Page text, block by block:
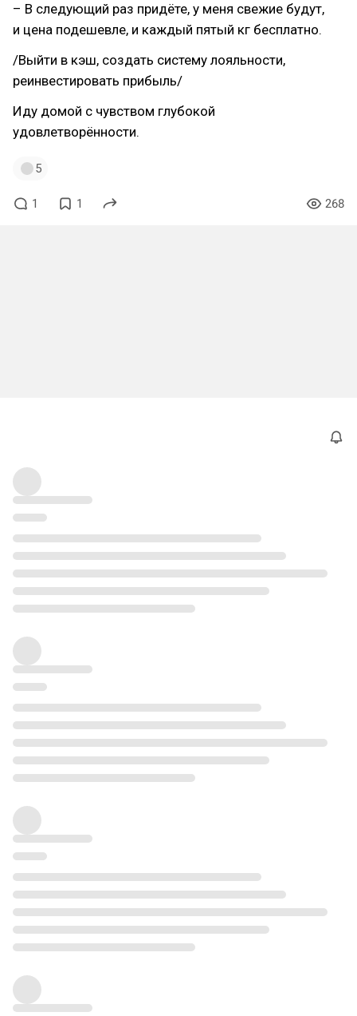
– В следующий раз придёте, у меня свежие будут,
и цена подешевле, и каждый пятый кг бесплатно.
/Выйти в кэш, создать систему лояльности,
реинвестировать прибыль/
Иду домой с чувством глубокой
удовлетворённости.
5
1 1 268